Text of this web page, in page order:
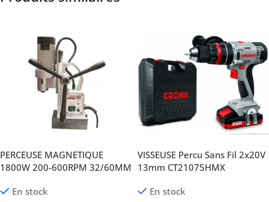
PERCEUSE MAGNETIQUE
1800W 200-600RPM 32/60MM
En stock
VISSEUSE Percu Sans Fil 2x20V
13mm CT21075HMX
En stock